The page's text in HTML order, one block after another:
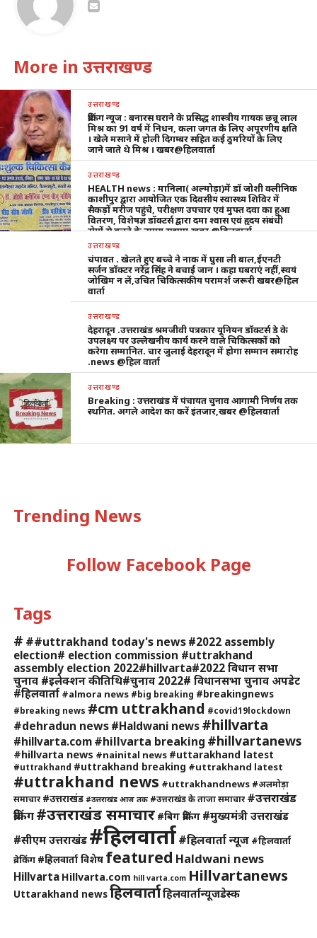
More in उत्तराखण्ड
उत्तराखण्ड
ब्रेकिंग न्यूज : बनारस घराने के प्रसिद्ध शास्त्रीय गायक छन्नू लाल
मिश्र का 91 वर्ष में निधन, कला जगत के लिए अपूरणीय क्षति
। खेले मसाने में होली दिगम्बर सहित कई ठुमरियों के लिए
जाने जाते थे मिश्र । खबर@हिलवार्ता
उत्तराखण्ड
HEALTH news : मानिला( अल्मोड़ा)में डॉ जोशी क्लीनिक
काशीपुर द्वारा आयोजित एक दिवसीय स्वास्थ्य शिविर में
सैकड़ों मरीज पहुंचे, परीक्षण उपचार एवं मुफ्त दवा का हुआ
वितरण, विशेषज्ञ डॉक्टर्स द्वारा दमा श्वास एवं हृदय संबंधी
रोगों से बचने के उपाय सुझाए,खबर @हिलवार्ता
उत्तराखण्ड
चंपावत . खेलते हुए बच्चे ने नाक में घुसा ली बाल,ईएनटी
सर्जन डॉक्टर नरेंद्र सिंह ने बचाई जान । कहा घबराएं नहीं,स्वयं
जोखिम न लें,उचित चिकित्सकीय परामर्श जरूरी खबर@हिल
वार्ता
उत्तराखण्ड
देहरादून .उत्तराखंड श्रमजीवी पत्रकार यूनियन डॉक्टर्स डे के
उपलक्ष्य पर उल्लेखनीय कार्य करने वाले चिकित्सकों को
करेगा सम्मानित. चार जुलाई देहरादून में होगा सम्मान समारोह
.news @हिल वार्ता
उत्तराखण्ड
Breaking : उत्तराखंड में पंचायत चुनाव आगामी निर्णय तक
स्थगित. अगले आदेश का करें इंतजार,खबर @हिलवार्ता
Trending News
Follow Facebook Page
Tags
# ##uttrakhand today's news #2022 assembly
election# election commission #uttrakhand
assembly election 2022#hillvarta#2022 विधान सभा
चुनाव #इलेक्शन की तिथि#चुनाव 2022# विधानसभा चुनाव अपडेट
#हिलवार्ता #almora news #big breaking #breakingnews
#breaking news #cm uttrakhand #covid19lockdown
#dehradun news #Haldwani news #hillvarta
#hillvarta.com #hillvarta breaking #hillvartanews
#hillvarta news #nainital news #uttarakhand latest
#uttrakhand #uttrakhand breaking #uttrakhand latest
#uttrakhand news #uttrakhandnews #अलमोड़ा
समाचार #उत्तराखंड #उत्तराखंड आज तक #उत्तराखंड के ताजा समाचार #उत्तराखंड
ब्रेकिंग#उत्तराखंड समाचार #बिग ब्रेकिंग #मुख्यमंत्री उत्तराखंड
#सीएम उत्तराखंड #हिलवार्ता#हिलवार्ता न्यूज #हिलवार्ता
ब्रेकिंग #हिलवार्ता विशेष featured Haldwani news
Hillvarta Hillvarta.com hill varta.com Hillvartanews
Uttarakhand newsहिलवार्ताहिलवार्तान्यूजडेस्क